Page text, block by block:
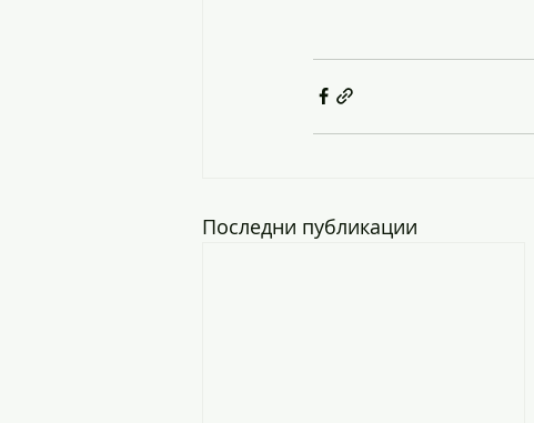
Последни публикации